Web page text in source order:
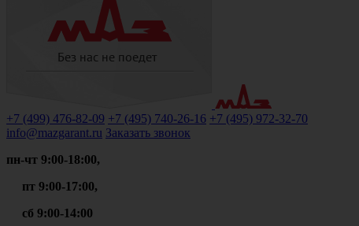
+7 (499) 476-82-09 +7 (495) 740-26-16 +7 (495) 972-32-70
info@mazgarant.ru Заказать звонок
пн-чт 9:00-18:00,
пт 9:00-17:00,
сб 9:00-14:00